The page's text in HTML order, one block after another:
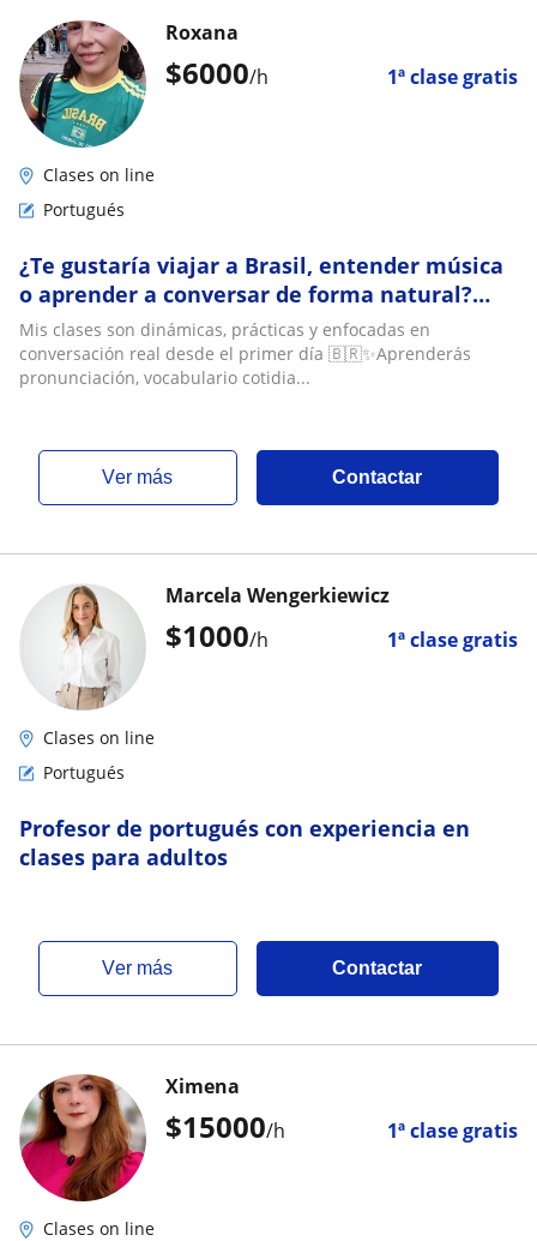
$6000/h 1ª clase gratis
Roxana
Clases on line
Portugués
¿Te gustaría viajar a Brasil, entender música
o aprender a conversar de forma natural?
Esta clase es para ti 🇧🇷
Mis clases son dinámicas, prácticas y enfocadas en
conversación real desde el primer día 🇧🇷✨Aprenderás
pronunciación, vocabulario cotidia...
ver más Contactar
$1000/h 1ª clase gratis
Marcela Wengerkiewicz
Clases on line
Portugués
Profesor de portugués con experiencia en
clases para adultos
ver más Contactar
$15000/h 1ª clase gratis
Ximena
Clases on line